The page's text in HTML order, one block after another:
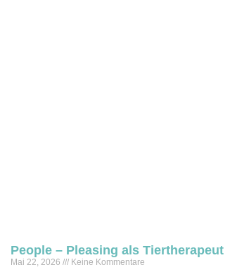
People – Pleasing als Tiertherapeut
Mai 22, 2026 Keine Kommentare